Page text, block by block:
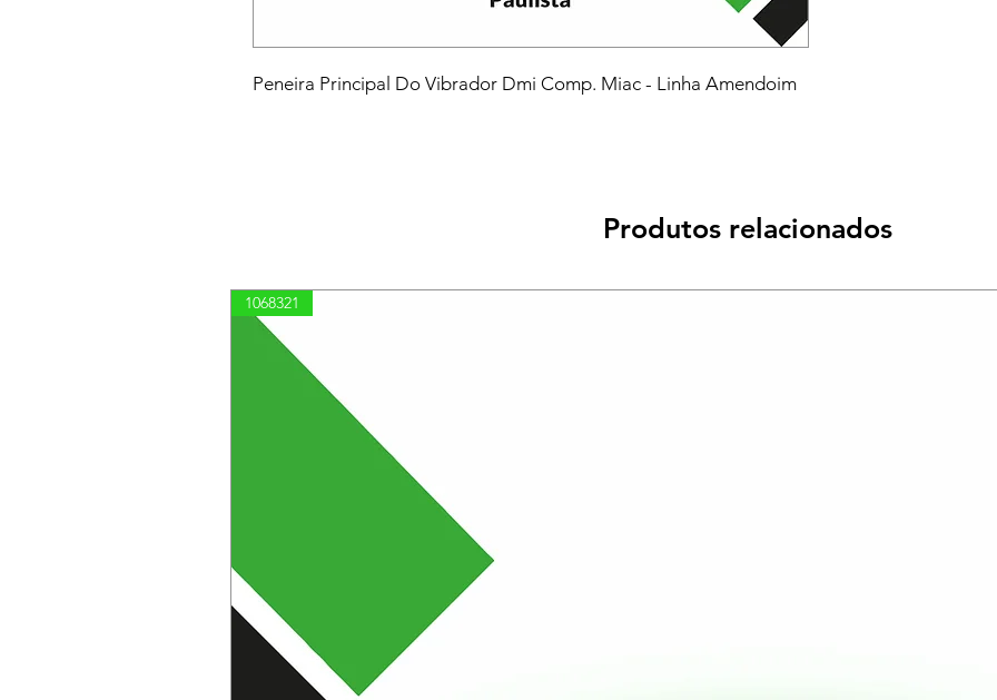
Peneira Principal Do Vibrador Dmi Comp. Miac - Linha Amendoim
Produtos relacionados
1068321